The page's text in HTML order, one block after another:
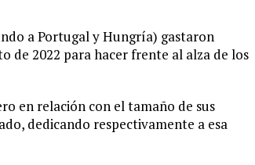
a Portugal y Hungría) gastaron
de 2022 para hacer frente al alza de los
en relación con el tamaño de sus
dedicando respectivamente a esa